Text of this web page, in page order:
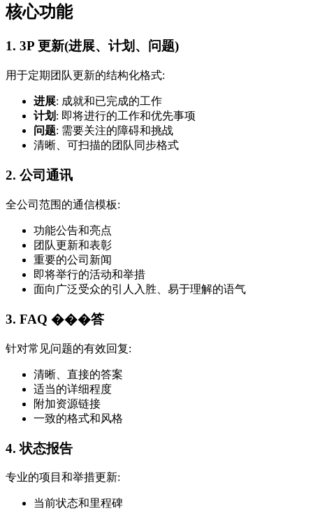
核心功能
1. 3P 更新(进展、计划、问题)
用于定期团队更新的结构化格式:
进展: 成就和已完成的工作
计划 : 即将进行的工作和优先事项
问题: 需要关注的障碍和挑战
清晰、可扫描的团队同步格式
2. 公司通讯
全公司范围的通信模板:
功能公告和亮点
团队更新和表彰
重要的公司新闻
即将举行的活动和举措
面向广泛受众的引人入胜、易于理解的语气
3. FAQ ���答
针对常见问题的有效回复:
清晰、直接的答案
适当的详细程度
附加资源链接
一致的格式和风格
4. 状态报告
专业的项目和举措更新:
当前状态和里程碑